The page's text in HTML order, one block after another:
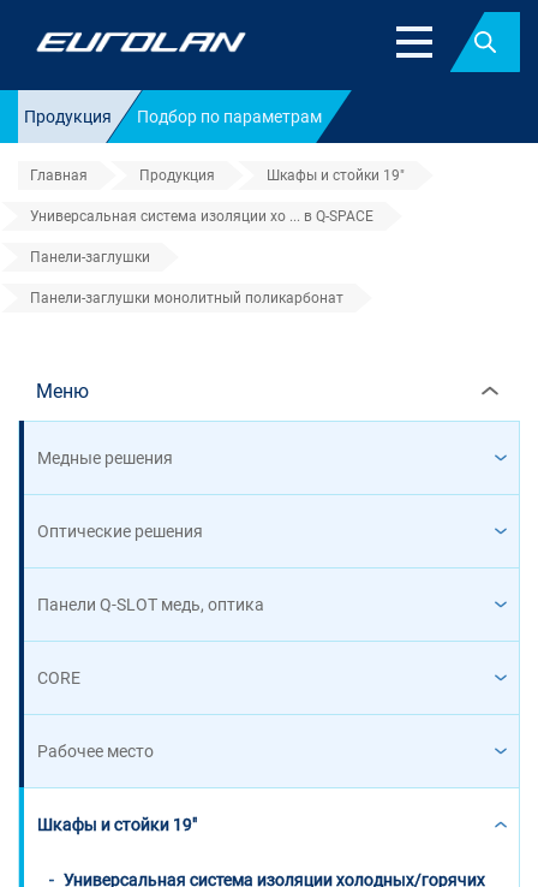
Найти
Продукция Подбор по параметрам
Главная Продукция Шкафы и стойки 19"
Универсальная система изоляции хо ... в Q-SPACE
Панели-заглушки
Панели-заглушки монолитный поликарбонат
Панели-заглушки монолитный
Меню
Медные решения
Оптические решения
Панели Q-SLOT медь, оптика
CORE
Рабочее место
Шкафы и стойки 19"
Универсальная система изоляции холодных/горячих